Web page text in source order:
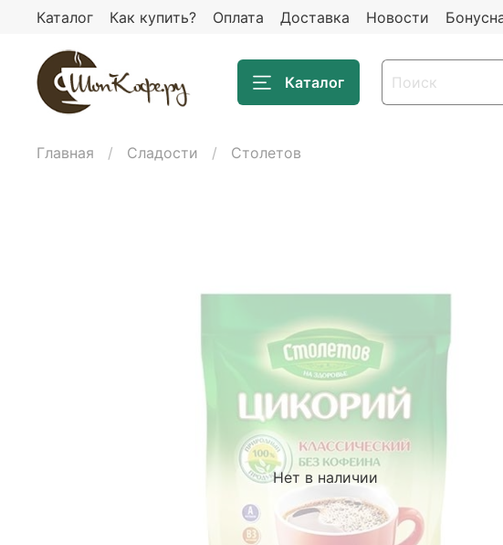
Каталог Как купить? Оплата Доставка Новости
Каталог
Главная Сладости Столетов
Нет в наличии